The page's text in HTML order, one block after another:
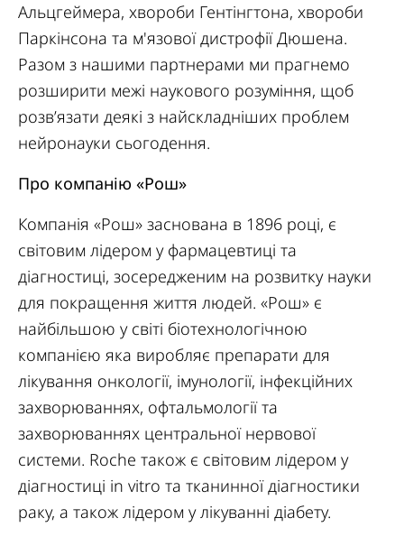
Альцгеймера, хвороби Гентінгтона, хвороби
Паркінсона та м'язової дистрофії Дюшена.
Разом з нашими партнерами ми прагнемо
розширити межі наукового розуміння, щоб
розв’язати деякі з найскладніших проблем
нейронауки сьогодення.
Про компанію «Рош»
Компанія «Рош» заснована в 1896 році, є
світовим лідером у фармацевтиці та
діагностиці, зосередженим на розвитку науки
для покращення життя людей. «Рош» є
найбільшою у світі біотехнологічною
компанією яка виробляє препарати для
лікування онкології, імунології, інфекційних
захворюваннях, офтальмології та
захворюваннях центральної нервової
системи. Roche також є світовим лідером у
діагностиці in vitro та тканинної діагностики
раку, а також лідером у лікуванні діабету.